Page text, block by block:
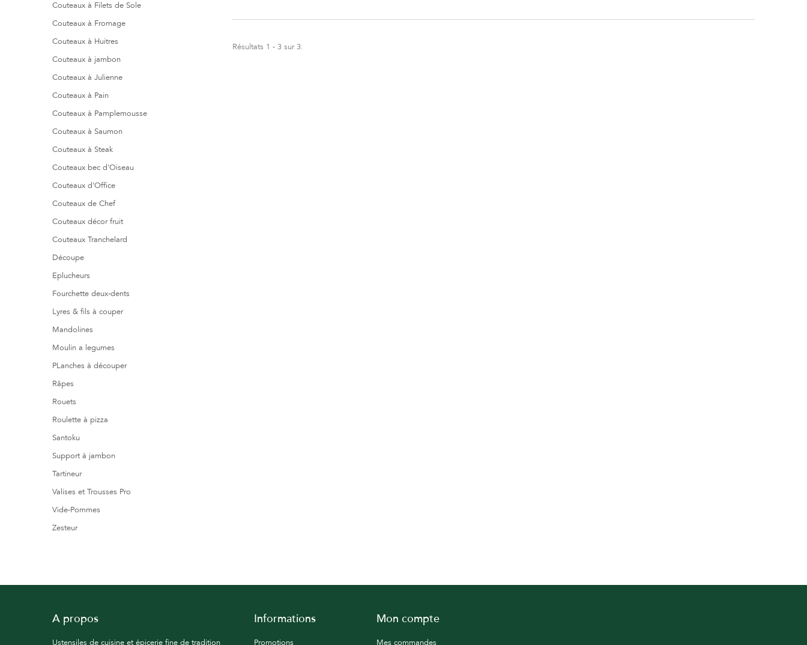
Couteaux à Filets de Sole
Couteaux à Fromage
Couteaux à Huitres
Couteaux à jambon
Couteaux à Julienne
Couteaux à Pain
Couteaux à Pamplemousse
Couteaux à Saumon
Couteaux à Steak
Couteaux bec d'Oiseau
Couteaux d'Office
Couteaux de Chef
Couteaux décor fruit
Couteaux Tranchelard
Découpe
Eplucheurs
Fourchette deux-dents
Lyres & fils à couper
Mandolines
Moulin a legumes
PLanches à découper
Râpes
Rouets
Roulette à pizza
Santoku
Support à jambon
Tartineur
Valises et Trousses Pro
Vide-Pommes
Zesteur
Résultats 1 - 3 sur 3.
A propos
Ustensiles de cuisine et épicerie fine de tradition
Informations
Promotions
Mon compte
Mes commandes